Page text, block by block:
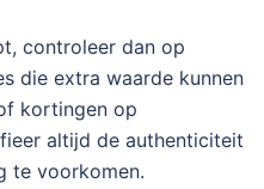
controleer dan op
die extra waarde kunnen
kortingen op
altijd de authenticiteit
te voorkomen.